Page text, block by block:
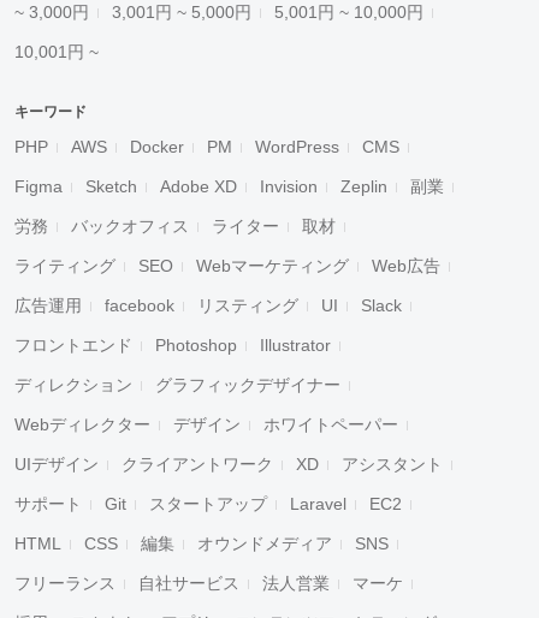
~ 3,000円 3,001円 ~ 5,000円 5,001円 ~ 10,000円
10,001円 ~
キーワード
PHP AWS Docker PM WordPress CMS
Figma Sketch Adobe XD Invision Zeplin 副業
労務 バックオフィス ライター 取材
ライティング SEO Webマーケティング Web広告
広告運用 facebook リスティング UI Slack
フロントエンド Photoshop Illustrator
ディレクション グラフィックデザイナー
Webディレクター デザイン ホワイトペーパー
UIデザイン クライアントワーク XD アシスタント
サポート Git スタートアップ Laravel EC2
HTML CSS 編集 オウンドメディア SNS
フリーランス 自社サービス 法人営業 マーケ